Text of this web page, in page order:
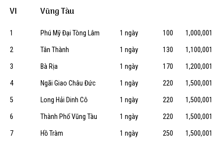
VI Vũng Tàu
1 Phú Mỹ Đại Tòng Lâm 1 ngày 100
1,000,001
2
Tân Thành 1 ngày 130
1,100,001
3
Bà Rịa 1 ngày 170
1,200,001
4
Ngãi Giao Châu Đức 1 ngày 220
1,500,001
5
Long Hải Dinh Cô 1 ngày 220
1,500,001
6
Thành Phố Vũng Tàu 1 ngày 220
1,500,001
7
Hồ Tràm 1 ngày 250
1,500,001